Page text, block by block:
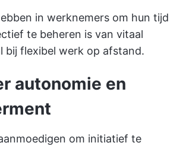
in werknemers om hun tijd
te beheren is van vitaal
bij flexibel werk op afstand.
autonomie en
om initiatief te